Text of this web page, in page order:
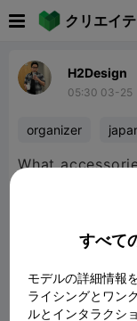
クリエイ
H2Design
05:30 03-25
organizer
What
すべて
モデルの詳細情報
ライシングとワン
ルとインタラクシ